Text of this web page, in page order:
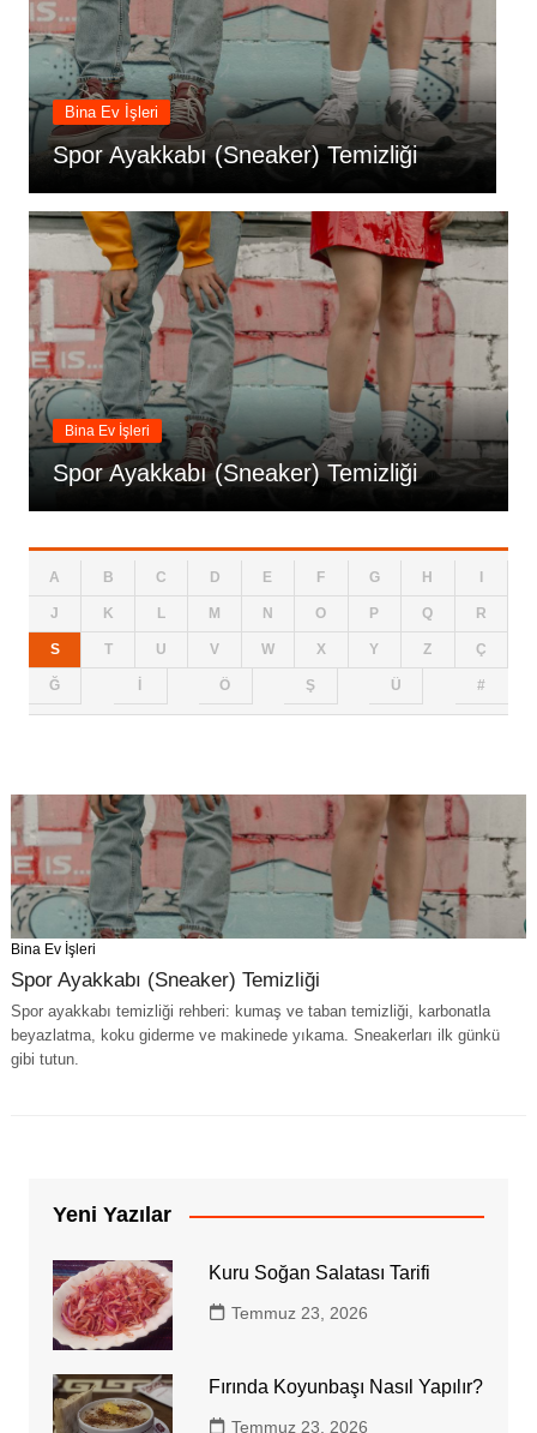
Bina Ev İşleri
Spor Ayakkabı (Sneaker) Temizliği
Bina Ev İşleri
Spor Ayakkabı (Sneaker) Temizliği
A B C D E F G H
J K L M N O P Q R
S T U V W X Y Z Ç
Ğ Ö Ş Ü #
Bina Ev İşleri
Spor Ayakkabı (Sneaker) Temizliği
Spor ayakkabı temizliği rehberi: kumaş ve taban temizliği, karbonatla
beyazlatma, koku giderme ve makinede yıkama. Sneakerları ilk günkü
gibi tutun.
Yeni Yazılar
Kuru Soğan Salatası Tarifi
Temmuz 23, 2026
Fırında Koyunbaşı Nasıl Yapılır?
Temmuz 23, 2026